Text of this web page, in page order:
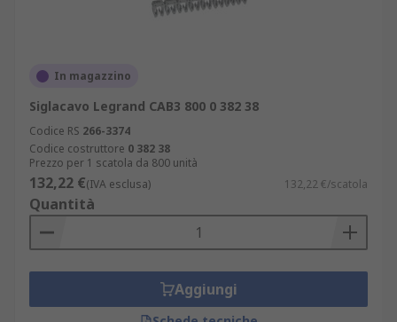
In magazzino
Siglacavo Legrand CAB3 800 0 382 38
Codice RS 266-3374
Codice costruttore 0 382 38
Prezzo per 1 scatola da 800 unità
132,22 €(IVA esclusa) 132,22 €/scatola
Quantità
Aggiungi